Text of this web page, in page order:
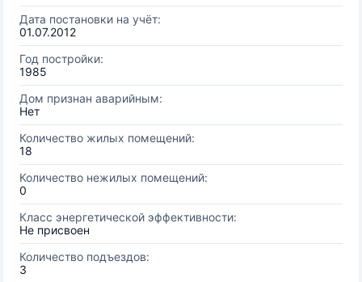
Дата постановки на учёт:
01.07.2012
Год постройки:
1985
Дом признан аварийным:
Нет
Количество жилых помещений:
18
Количество нежилых помещений:
0
Класс энергетической эффективности:
Не присвоен
Количество подъездов:
3